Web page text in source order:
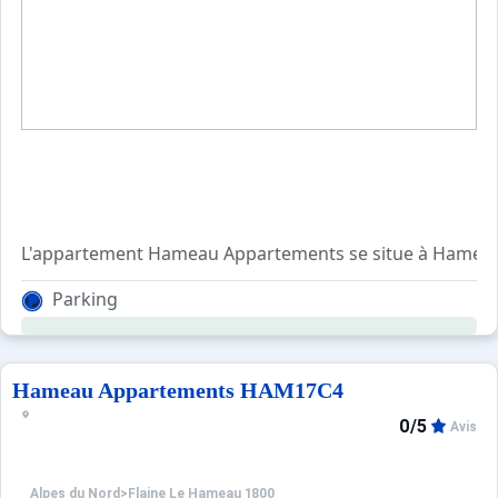
L'appartement Hameau Appartements se situe à
Couchages :
1 lit double (Chb 1)
2 X 2 lits superposés (Chb 2)
1 convertible 2 pers (séjour)
Balcon orienté Sud - Vue Montagne - Casier à skis
Parking
Hameau Appartements HAM17C4
Alpes du Nord > Flaine Le Hameau 1800
0/5 Avis